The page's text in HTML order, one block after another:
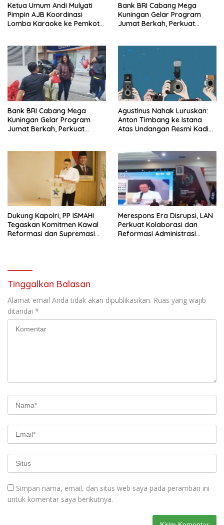
Ketua Umum Andi Mulyati
Pimpin AJB Koordinasi
Lomba Karaoke ke Pemkot
Bank BRI Cabang Mega
Kuningan Gelar Program
Jumat Berkah, Perkuat
Bank BRI Cabang Mega
Kuningan Gelar Program
Jumat Berkah, Perkuat
Agustinus Nahak Luruskan:
Anton Timbang ke Istana
Atas Undangan Resmi Kadin,
Dukung Kapolri, PP ISMAHI
Tegaskan Komitmen Kawal
Reformasi dan Supremasi
Merespons Era Disrupsi, LAN
Perkuat Kolaborasi dan
Reformasi Administrasi
Tinggalkan Balasan
Alamat email Anda tidak akan dipublikasikan. Ruas yang wajib
ditandai *
Simpan nama, email, dan situs web saya pada peramban ini
untuk komentar saya berikutnya.